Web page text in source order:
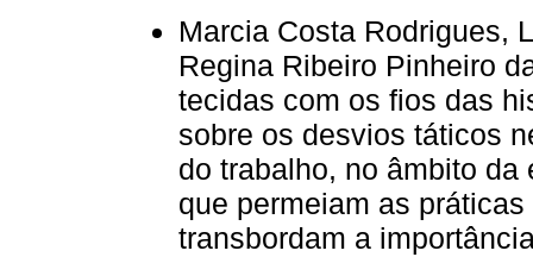
Marcia Costa Rodrigues,
Regina Ribeiro Pinheiro
tecidas com os fios das
sobre os desvios táticos
do trabalho, no âmbito
que permeiam as
transbordam a